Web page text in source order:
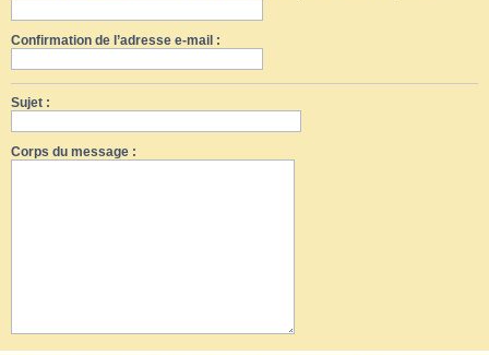
Confirmation de l’adresse e-mail :
Sujet :
Corps du message :